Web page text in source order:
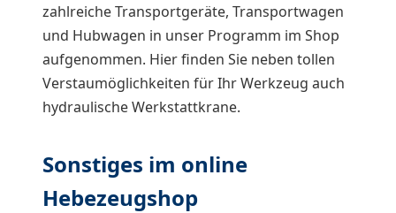
zahlreiche Transportgeräte, Transportwagen
und Hubwagen in unser Programm im Shop
aufgenommen. Hier finden Sie neben tollen
Verstaumöglichkeiten für Ihr Werkzeug auch
hydraulische Werkstattkrane.
Sonstiges im online
Hebezeugshop